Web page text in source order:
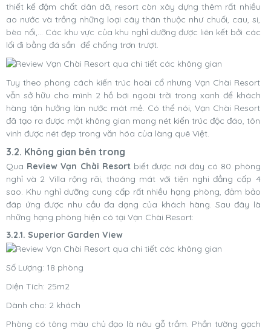
thiết kế đậm chất dân dã, resort còn xây dựng thêm rất nhiều
ao nước và trồng những loại cây thân thuộc như chuối, cau, si,
bèo nổi,... Các khu vực của khu nghỉ dưỡng được liên kết bởi các
lối đi bằng đá sần để chống trơn trượt.
Tuy theo phong cách kiến trúc hoài cổ nhưng Vạn Chài Resort
vẫn sở hữu cho mình 2 hồ bơi ngoài trời trong xanh để khách
hàng tận hưởng làn nước mát mẻ. Có thể nói, Vạn Chài Resort
đã tạo ra được một không gian mang nét kiến trúc độc đáo, tôn
vinh được nét đẹp trong văn hóa của làng quê Việt.
3.2. Không gian bên trong
Qua Review Vạn Chài Resortbiết được nơi đây có 80 phòng
nghỉ và 2 Villa rộng rãi, thoáng mát với tiện nghi đẳng cấp 4
sao. Khu nghỉ dưỡng cung cấp rất nhiều hạng phòng, đảm bảo
đáp ứng được nhu cầu đa dạng của khách hàng. Sau đây là
những hạng phòng hiện có tại Vạn Chài Resort:
3.2.1. Superior Garden View
Số Lượng: 18 phòng
Diện Tích: 25m2
Dành cho: 2 khách
Phòng có tông màu chủ đạo là nâu gỗ trầm. Phần tường gạch